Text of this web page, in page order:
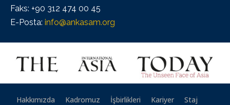
Faks: +90 312 474 00 45
E-Posta: info@ankasam.org
Hakkımızda Kadromuz İşbirlikleri Kariyer
Staj